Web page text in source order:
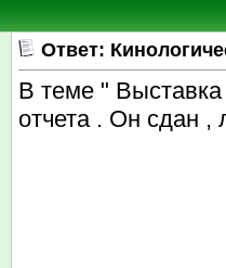
Ответ:
В теме " Выставка
отчета . Он сдан ,